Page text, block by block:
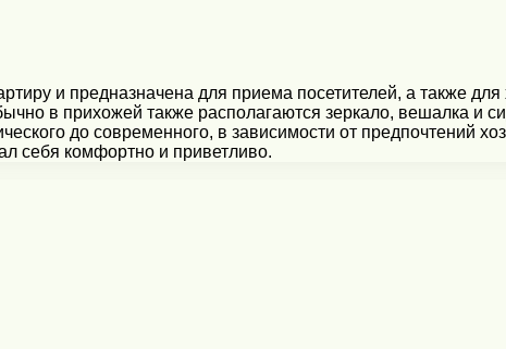
и предназначена для приема посетителей, а также
в прихожей также располагаются зеркало, вешалка и
до современного, в зависимости от предпочтений
себя комфортно и приветливо.